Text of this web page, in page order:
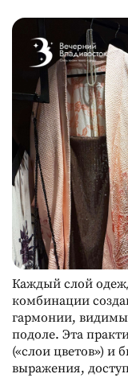
Каждый слой
комбинации
гармонии,
подоле. Эта
(«слои цветов») и
выражения,